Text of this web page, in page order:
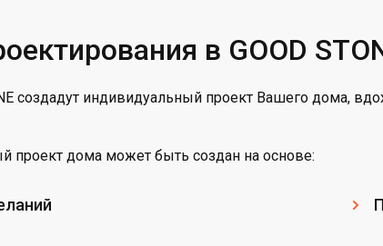
в GOOD
создадут индивидуальный проект Вашего дома,
проект дома может быть создан на основе: